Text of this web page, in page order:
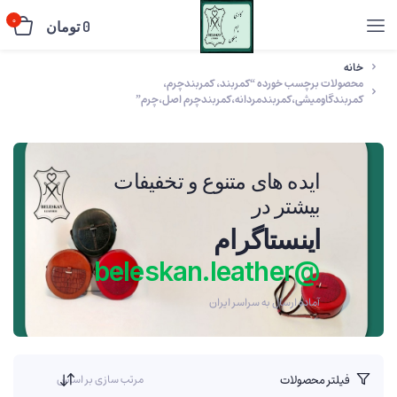
0 تومان 0
خانه
محصولات برچسب خورده “کمربند، کمربندچرم،
کمربندگاومیشی،کمربندمردانه،کمربندچرم اصل،چرم”
ایده های متنوع و تخفیفات
بیشتر در
اینستاگرام
@beleskan.leather
آماده ارسال به سراسر ایران
فیلتر محصولات مرتب سازی بر اساس